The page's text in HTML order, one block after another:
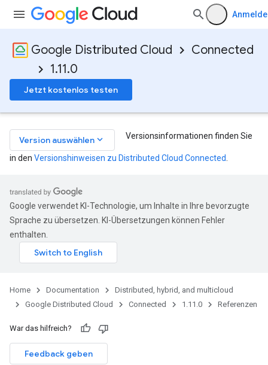
Google Distributed Cloud
Connected
1.11.0
Jetzt kostenlos testen
Version auswählen keyboard_arrow_down Versionsinformationen finden Sie
in den Versionshinweisen zu Distributed Cloud Connected
Google verwendet KI-Technologie, um Inhalte in Ihre bevorzugte
Sprache zu übersetzen. KI-Übersetzungen können Fehler
enthalten.
Home Documentation
Distributed, hybrid, and multicloud
Google Distributed Cloud
Connected 1.11.0 Referenzen
War das hilfreich?
Feedback geben